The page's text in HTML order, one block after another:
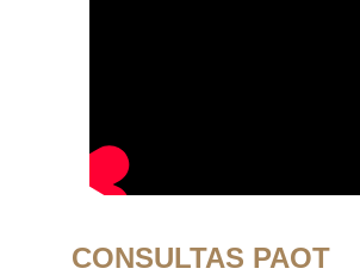
CONSULTAS PAOT